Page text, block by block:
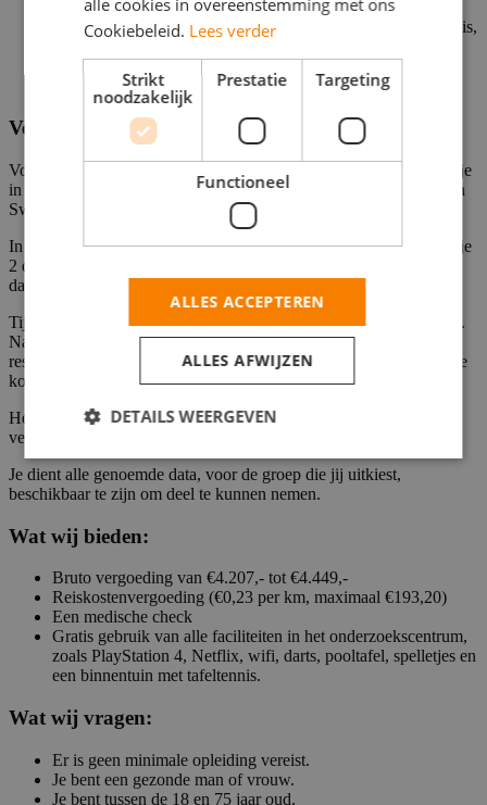
Is het mogelijk om je werk of studieboeken mee te nemen.
Kun je je mededeelnemers uitdagen voor een potje tafeltennis,
Beschikken de woonkamers over PlayStation en tv’s met
Verblijfsperiode
Voor groepen deel C bestaat het onderzoek uit 2 periodes waarbij je
in het onderzoekscentrum in Groningen verblijft, op de locatie Van
Swietenlaan 6.
In periode 1 verblijf je 3 dagen en 2 nachten. In periode 2 verblijf je
2 dagen en 1 nacht. Tussen periode 1 en 2 zit een periode van 25
dagen waarin je de studiemedicatie thuis inneemt.
Tijdens deze 25 dagen zijn er ook 2 korte bezoeken aan de kliniek.
Na periode 2 volgen nog 2 extra korte bezoeken. Op basis van de
resultaten van eerdere groepen kan worden besloten dat het tweede
korte bezoek niet zal plaatsvinden.
Het laatste nakeuringsbezoek vindt plaats 21 tot 24 dagen na je
vertrek uit het onderzoekscentrum aan het einde van periode 2.
Je dient alle genoemde data, voor de groep die jij uitkiest,
beschikbaar te zijn om deel te kunnen nemen.
Wat wij bieden:
Bruto vergoeding van €4.207,- tot €4.449,-
Reiskostenvergoeding (€0,23 per km, maximaal €193,20)
Een medische check
Gratis gebruik van alle faciliteiten in het onderzoekscentrum,
zoals PlayStation 4, Netflix, wifi, darts, pooltafel, spelletjes en
een binnentuin met tafeltennis.
Wat wij vragen:
Er is geen minimale opleiding vereist.
Je bent een gezonde man of vrouw.
Je bent tussen de 18 en 75 jaar oud.
Cookiebeleid. Lees verder
Strikt
noodzakelijk
Prestatie Targeting
Functioneel
ALLES ACCEPTEREN
ALLES AFWIJZEN
DETAILS WEERGEVEN